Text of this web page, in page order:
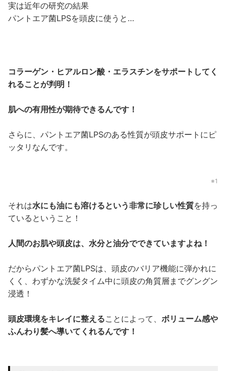
実は近年の研究の結果
パントエア菌LPSを頭皮に使うと…
コラーゲン・ヒアルロン酸・エラスチンをサポートしてく
れることが判明！
肌への有用性が期待できるんです！
さらに、パントエア菌LPSのある性質が頭皮サポートにピ
ッタリなんです。
※1
それは水にも油にも溶けるという非常に珍しい性質を持っ
ているということ！
人間のお肌や頭皮は、水分と油分でできていますよね！
だからパントエア菌LPSは、頭皮のバリア機能に弾かれに
くく、わずかな洗髪タイム中に頭皮の角質層までグングン
浸透！
頭皮環境をキレイに整えることによって、 ボリューム感や
ふんわり髪へ導いてくれるんです！